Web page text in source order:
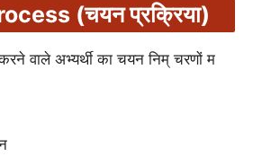
(चयन प्रक्रिया)
वाले अभ्यर्थी का चयन निम् चरणों म